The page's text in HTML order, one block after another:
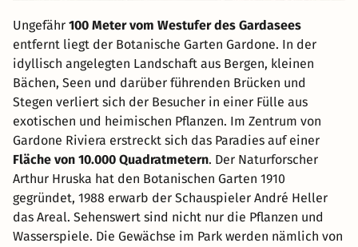
Ungefähr 100 Meter vom Westufer des Gardasees
entfernt liegt der Botanische Garten Gardone. In der
idyllisch angelegten Landschaft aus Bergen, kleinen
Bächen, Seen und darüber führenden Brücken und
Stegen verliert sich der Besucher in einer Fülle aus
exotischen und heimischen Pflanzen. Im Zentrum von
Gardone Riviera erstreckt sich das Paradies auf einer
Fläche von 10.000 Quadratmetern. Der Naturforscher
Arthur Hruska hat den Botanischen Garten 1910
gegründet, 1988 erwarb der Schauspieler André Heller
das Areal. Sehenswert sind nicht nur die Pflanzen und
Wasserspiele. Die Gewächse im Park werden nämlich von